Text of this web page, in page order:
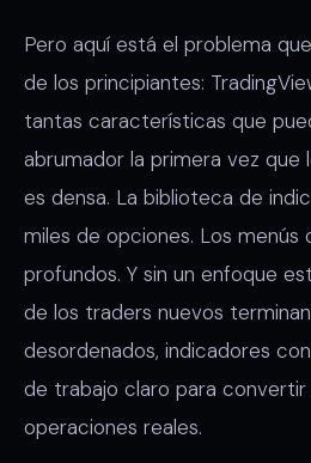
Pero aquí está el problema
de los principiantes:
tantas características que
abrumador la primera vez que
es densa. La biblioteca de
miles de opciones. Los menús
profundos. Y sin un enfoque
de los traders nuevos
desordenados, indicadores
de trabajo claro para convertir
operaciones reales.